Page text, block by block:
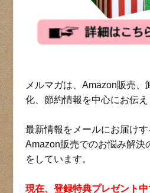
メルマガは、Amazon販売、
化、節約情報を中心にお伝え
最新情報をメールにお届けす
Amazon販売でのお悩み解決
をしています。
現在、登録特典プレゼント中